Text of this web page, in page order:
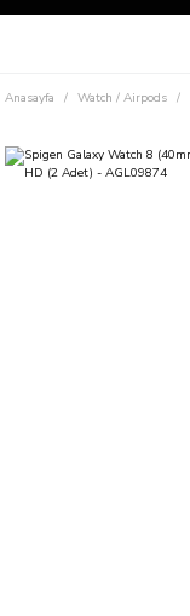
Anasayfa Watch / Airpods